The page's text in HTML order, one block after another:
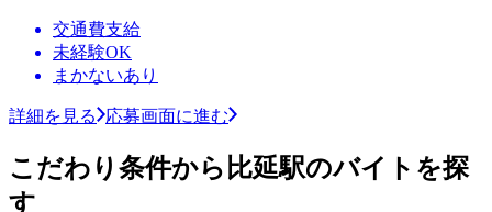
交通費支給
未経験OK
まかないあり
詳細を見る 応募画面に進む
こだわり条件から比延駅のバイトを探
す